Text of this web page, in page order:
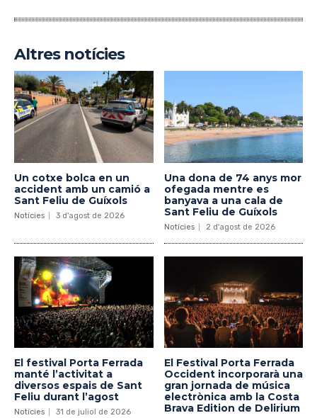
Altres notícies
Un cotxe bolca en un
accident amb un camió a
Sant Feliu de Guíxols
Notícies 3 d'agost de 2026
Una dona de 74 anys mor
ofegada mentre es
banyava a una cala de
Sant Feliu de Guíxols
Notícies 2 d'agost de 2026
El festival Porta Ferrada
manté l’activitat a
diversos espais de Sant
Feliu durant l’agost
Notícies 31 de juliol de 2026
El Festival Porta Ferrada
Occident incorporarà una
gran jornada de música
electrònica amb la Costa
Brava Edition de Delirium